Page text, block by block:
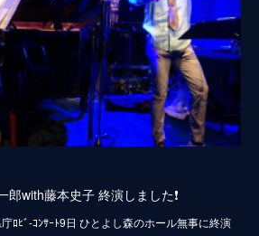
郎with藤本史子 終演しました❗
ﾛﾋﾞ-ｺﾝｻｰﾄ9日 ひとよし森のホール無事に終演